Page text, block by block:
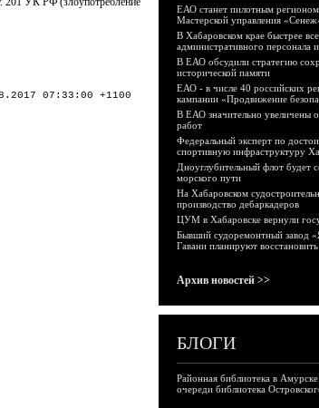
07:33:00 +1100
ЕАО станет пилотным
Мастерской управления
В Хабаровском крае быстрее
административного персонала
В ЕАО обсудили стратегию
исторической памяти
ЕАО - в числе 40 российских
кампании «Продвижение
В ЕАО значительно увеличены
работ
Федеральный эксперт по
спортивную инфраструктуру
Дноуглубительный флот будет
морского пути
На Хабаровском
производство дебаркадеров
ЦУМ в Хабаровске вернули
Бывший судоремонтный завод
Гавани планируют восстановить
Архив новостей >>
БЛОГИ
Районная библиотека в
очереди библиотека